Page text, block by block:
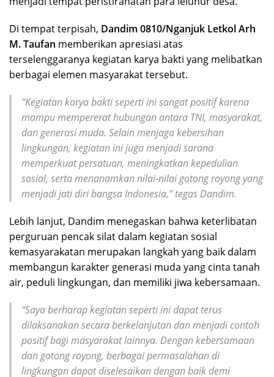
Di tempat terpisah, Dandim 0810/Nganjuk Letkol Arh
M. Taufan memberikan apresiasi atas
terselenggaranya kegiatan karya bakti yang melibatkan
berbagai elemen masyarakat tersebut.
“Kegiatan karya bakti seperti ini sangat positif karena
mampu mempererat hubungan antara TNI, masyarakat,
dan generasi muda. Selain menjaga kebersihan
lingkungan, kegiatan ini juga menjadi sarana
memperkuat persatuan, meningkatkan kepedulian
sosial, serta menanamkan nilai-nilai gotong royong yang
menjadi jati diri bangsa Indonesia,” tegas Dandim.
Lebih lanjut, Dandim menegaskan bahwa keterlibatan
perguruan pencak silat dalam kegiatan sosial
kemasyarakatan merupakan langkah yang baik dalam
membangun karakter generasi muda yang cinta tanah
air, peduli lingkungan, dan memiliki jiwa kebersamaan.
“Saya berharap kegiatan seperti ini dapat terus
dilaksanakan secara berkelanjutan dan menjadi contoh
positif bagi masyarakat lainnya. Dengan kebersamaan
dan gotong royong, berbagai permasalahan di
lingkungan dapat diselesaikan dengan baik demi